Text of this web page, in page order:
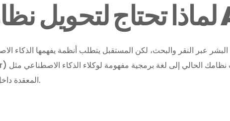
المعقدة داخل نظامك مباشرة وبدقة متناهية.